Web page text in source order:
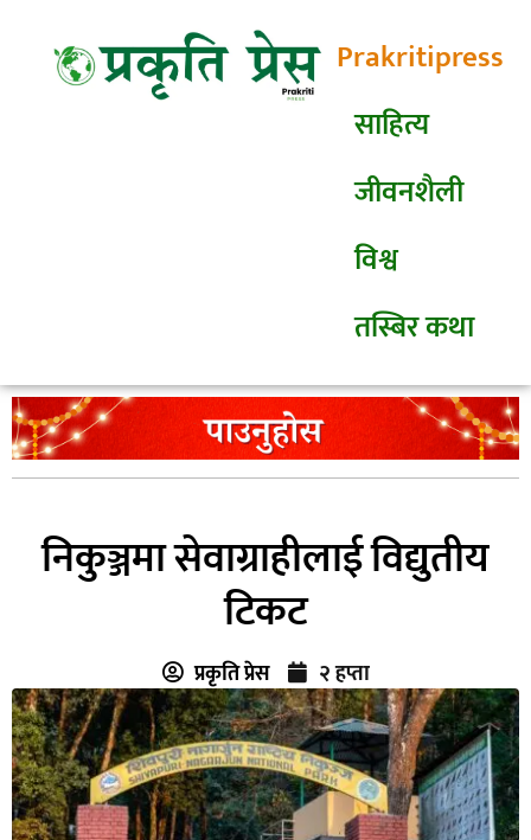
Prakritipress
साहित्य
जीवनशैली
विश्व
तस्बिर कथा
निकुञ्जमा सेवाग्राहीलाई विद्युतीय
टिकट
प्रकृति प्रेस २ हप्ता